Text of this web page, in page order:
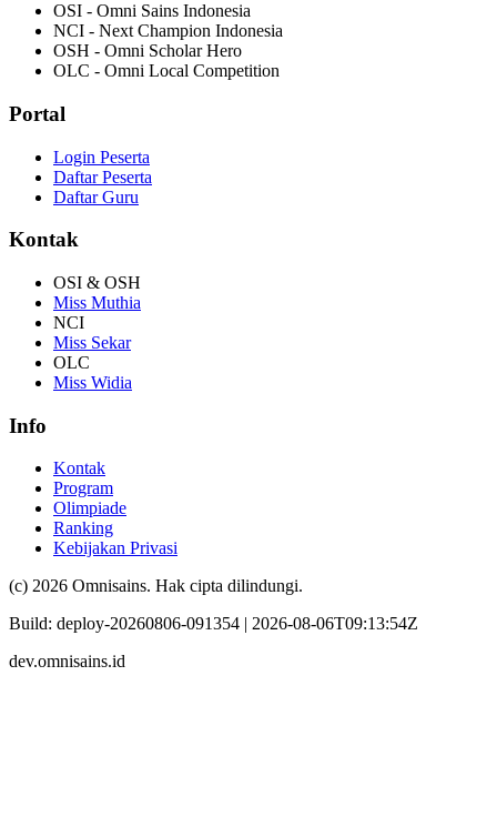
OSI - Omni Sains Indonesia
NCI - Next Champion Indonesia
OSH - Omni Scholar Hero
OLC - Omni Local Competition
Portal
Login Peserta
Daftar Peserta
Daftar Guru
Kontak
OSI & OSH
Miss Muthia
NCI
Miss Sekar
OLC
Miss Widia
Info
Kontak
Program
Olimpiade
Ranking
Kebijakan Privasi
(c) 2026 Omnisains. Hak cipta dilindungi.
Build: deploy-20260806-091354 | 2026-08-06T09:13:54Z
dev.omnisains.id